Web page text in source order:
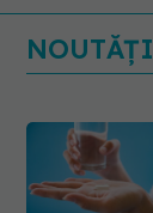
NOUTĂȚI